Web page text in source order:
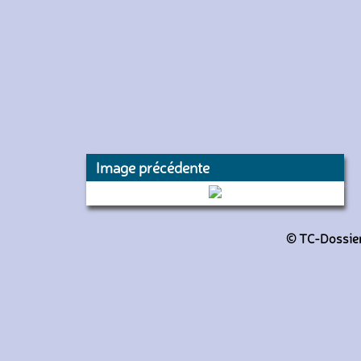
Image précédente
GX317 (RATP)
© TC-